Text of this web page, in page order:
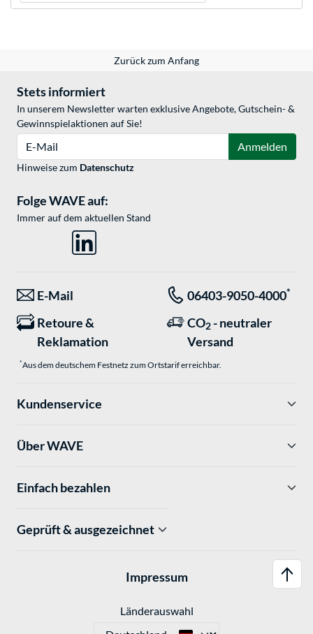
Zurück zum Anfang
Stets informiert
In unserem Newsletter warten exklusive Angebote, Gutschein- &
Gewinnspielaktionen auf Sie!
Anmelden
Hinweise zum Datenschutz
Folge WAVE auf:
Immer auf dem aktuellen Stand
E-Mail 06403-9050-4000*
Retoure &
Reklamation
CO2 - neutraler
Versand
*Aus dem deutschem Festnetz zum Ortstarif erreichbar.
Kundenservice
Über WAVE
Einfach bezahlen
Geprüft & ausgezeichnet
Impressum
Länderauswahl